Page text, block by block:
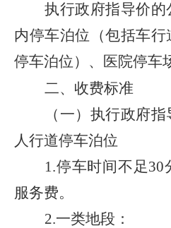
执行政府指导价
内停车泊位（包括车
停车泊位）、医院停车
二、收费标准
（一）执行政府
人行道停车泊位
1.停车时间不足30
服务费。
2.一类地段：